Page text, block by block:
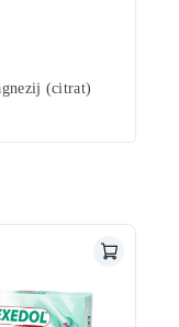
(citrat)